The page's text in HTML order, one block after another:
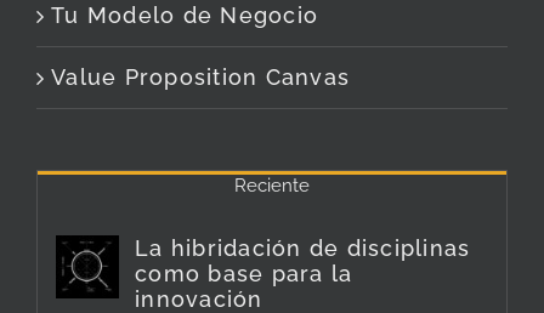
Tu Modelo de Negocio
Value Proposition Canvas
Reciente
La hibridación de disciplinas
como base para la
innovación